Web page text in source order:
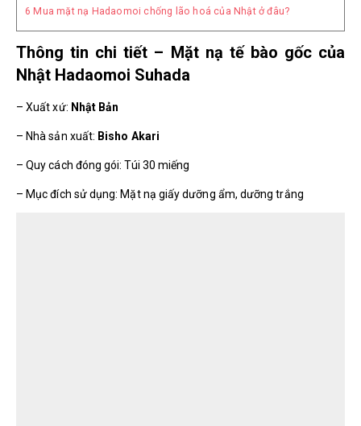
6 Mua mặt nạ Hadaomoi chống lão hoá của Nhật ở đâu?
Thông tin chi tiết – Mặt nạ tế bào gốc của
Nhật Hadaomoi Suhada
– Xuất xứ: Nhật Bản
– Nhà sản xuất: Bisho Akari
– Quy cách đóng gói: Túi 30 miếng
– Mục đích sử dụng: Mặt nạ giấy dưỡng ẩm, dưỡng trắng